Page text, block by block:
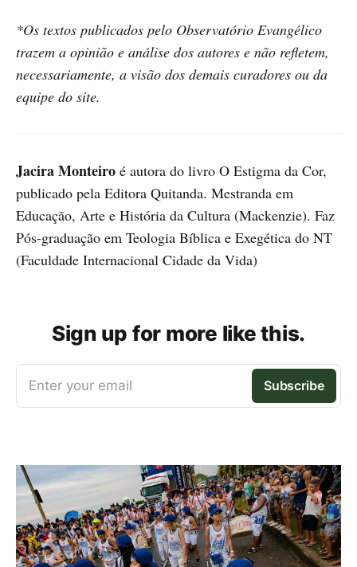
*Os textos publicados pelo Observatório Evangélico
trazem a opinião e análise dos autores e não refletem,
necessariamente, a visão dos demais curadores ou da
equipe do site.
Jacira Monteiro é autora do livro O Estigma da Cor,
publicado pela Editora Quitanda. Mestranda em
Educação, Arte e História da Cultura (Mackenzie). Faz
Pós-graduação em Teologia Bíblica e Exegética do NT
(Faculdade Internacional Cidade da Vida)
Sign up for more like this.
Enter your email Subscribe